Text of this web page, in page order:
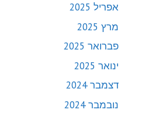
אפריל 2025
מרץ 2025
פברואר 2025
ינואר 2025
דצמבר 2024
נובמבר 2024